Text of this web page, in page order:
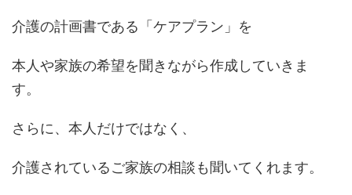
介護の計画書である「ケアプラン」を
本人や家族の希望を聞きながら作成していきま
す。
さらに、本人だけではなく、
介護されているご家族の相談も聞いてくれます。